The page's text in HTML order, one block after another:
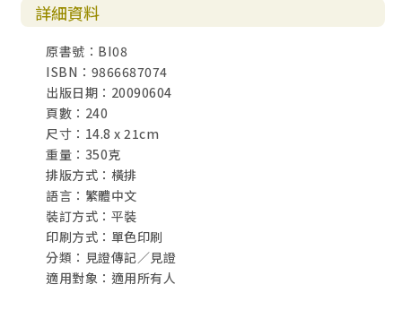
48 與主歡宴
49 決定留下
50 狗坑中
51 被恐怖份子中斷
52 寧可坐牢
53 如今我已剛強
54 你們必要喝我的杯
55 我常將耶穌擺在我眼前
56 夜泳
57 為耶穌歡喜跳舞
58 我不鞠躬
59 用肥皂寫作
60 一位莊稼漢的聖經
61 受苦不能削減我的信心
詳細資料
原書號：BI08
ISBN：9866687074
出版日期：20090604
頁數：240
尺寸：14.8 x 21cm
重量：350克
排版方式：橫排
語言：繁體中文
裝訂方式：平裝
印刷方式：單色印刷
分類：見證傳記／見證
適用對象：適用所有人